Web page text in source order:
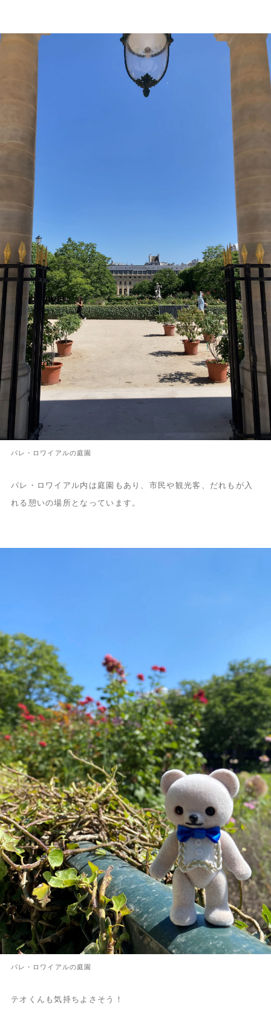
パレ・ロワイアルの庭園
パレ・ロワイアル内は庭園もあり、市民や観光客、だれもが入
れる憩いの場所となっています。
パレ・ロワイアルの庭園
テオくんも気持ちよさそう！